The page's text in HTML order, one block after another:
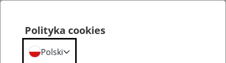
Polityka cookies
Polski